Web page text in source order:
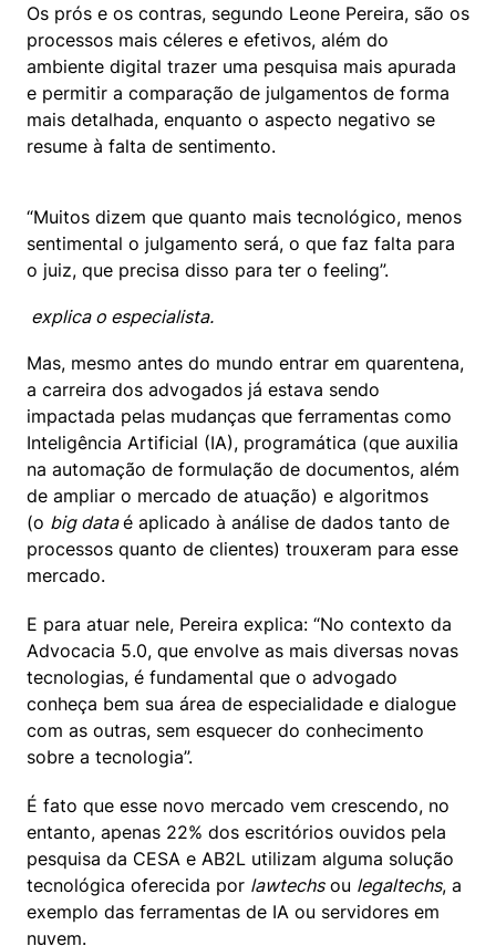
Os prós e os contras, segundo Leone Pereira, são os
processos mais céleres e efetivos, além do
ambiente digital trazer uma pesquisa mais apurada
e permitir a comparação de julgamentos de forma
mais detalhada, enquanto o aspecto negativo se
resume à falta de sentimento.
“Muitos dizem que quanto mais tecnológico, menos
sentimental o julgamento será, o que faz falta para
o juiz, que precisa disso para ter o feeling”.
explica o especialista.
Mas, mesmo antes do mundo entrar em quarentena,
a carreira dos advogados já estava sendo
impactada pelas mudanças que ferramentas como
Inteligência Artificial (IA), programática (que auxilia
na automação de formulação de documentos, além
de ampliar o mercado de atuação) e algoritmos
(o big data é aplicado à análise de dados tanto de
processos quanto de clientes) trouxeram para esse
mercado.
E para atuar nele, Pereira explica: “No contexto da
Advocacia 5.0, que envolve as mais diversas novas
tecnologias, é fundamental que o advogado
conheça bem sua área de especialidade e dialogue
com as outras, sem esquecer do conhecimento
sobre a tecnologia”.
É fato que esse novo mercado vem crescendo, no
entanto, apenas 22% dos escritórios ouvidos pela
pesquisa da CESA e AB2L utilizam alguma solução
tecnológica oferecida por lawtechs ou legaltechs, a
exemplo das ferramentas de IA ou servidores em
nuvem.